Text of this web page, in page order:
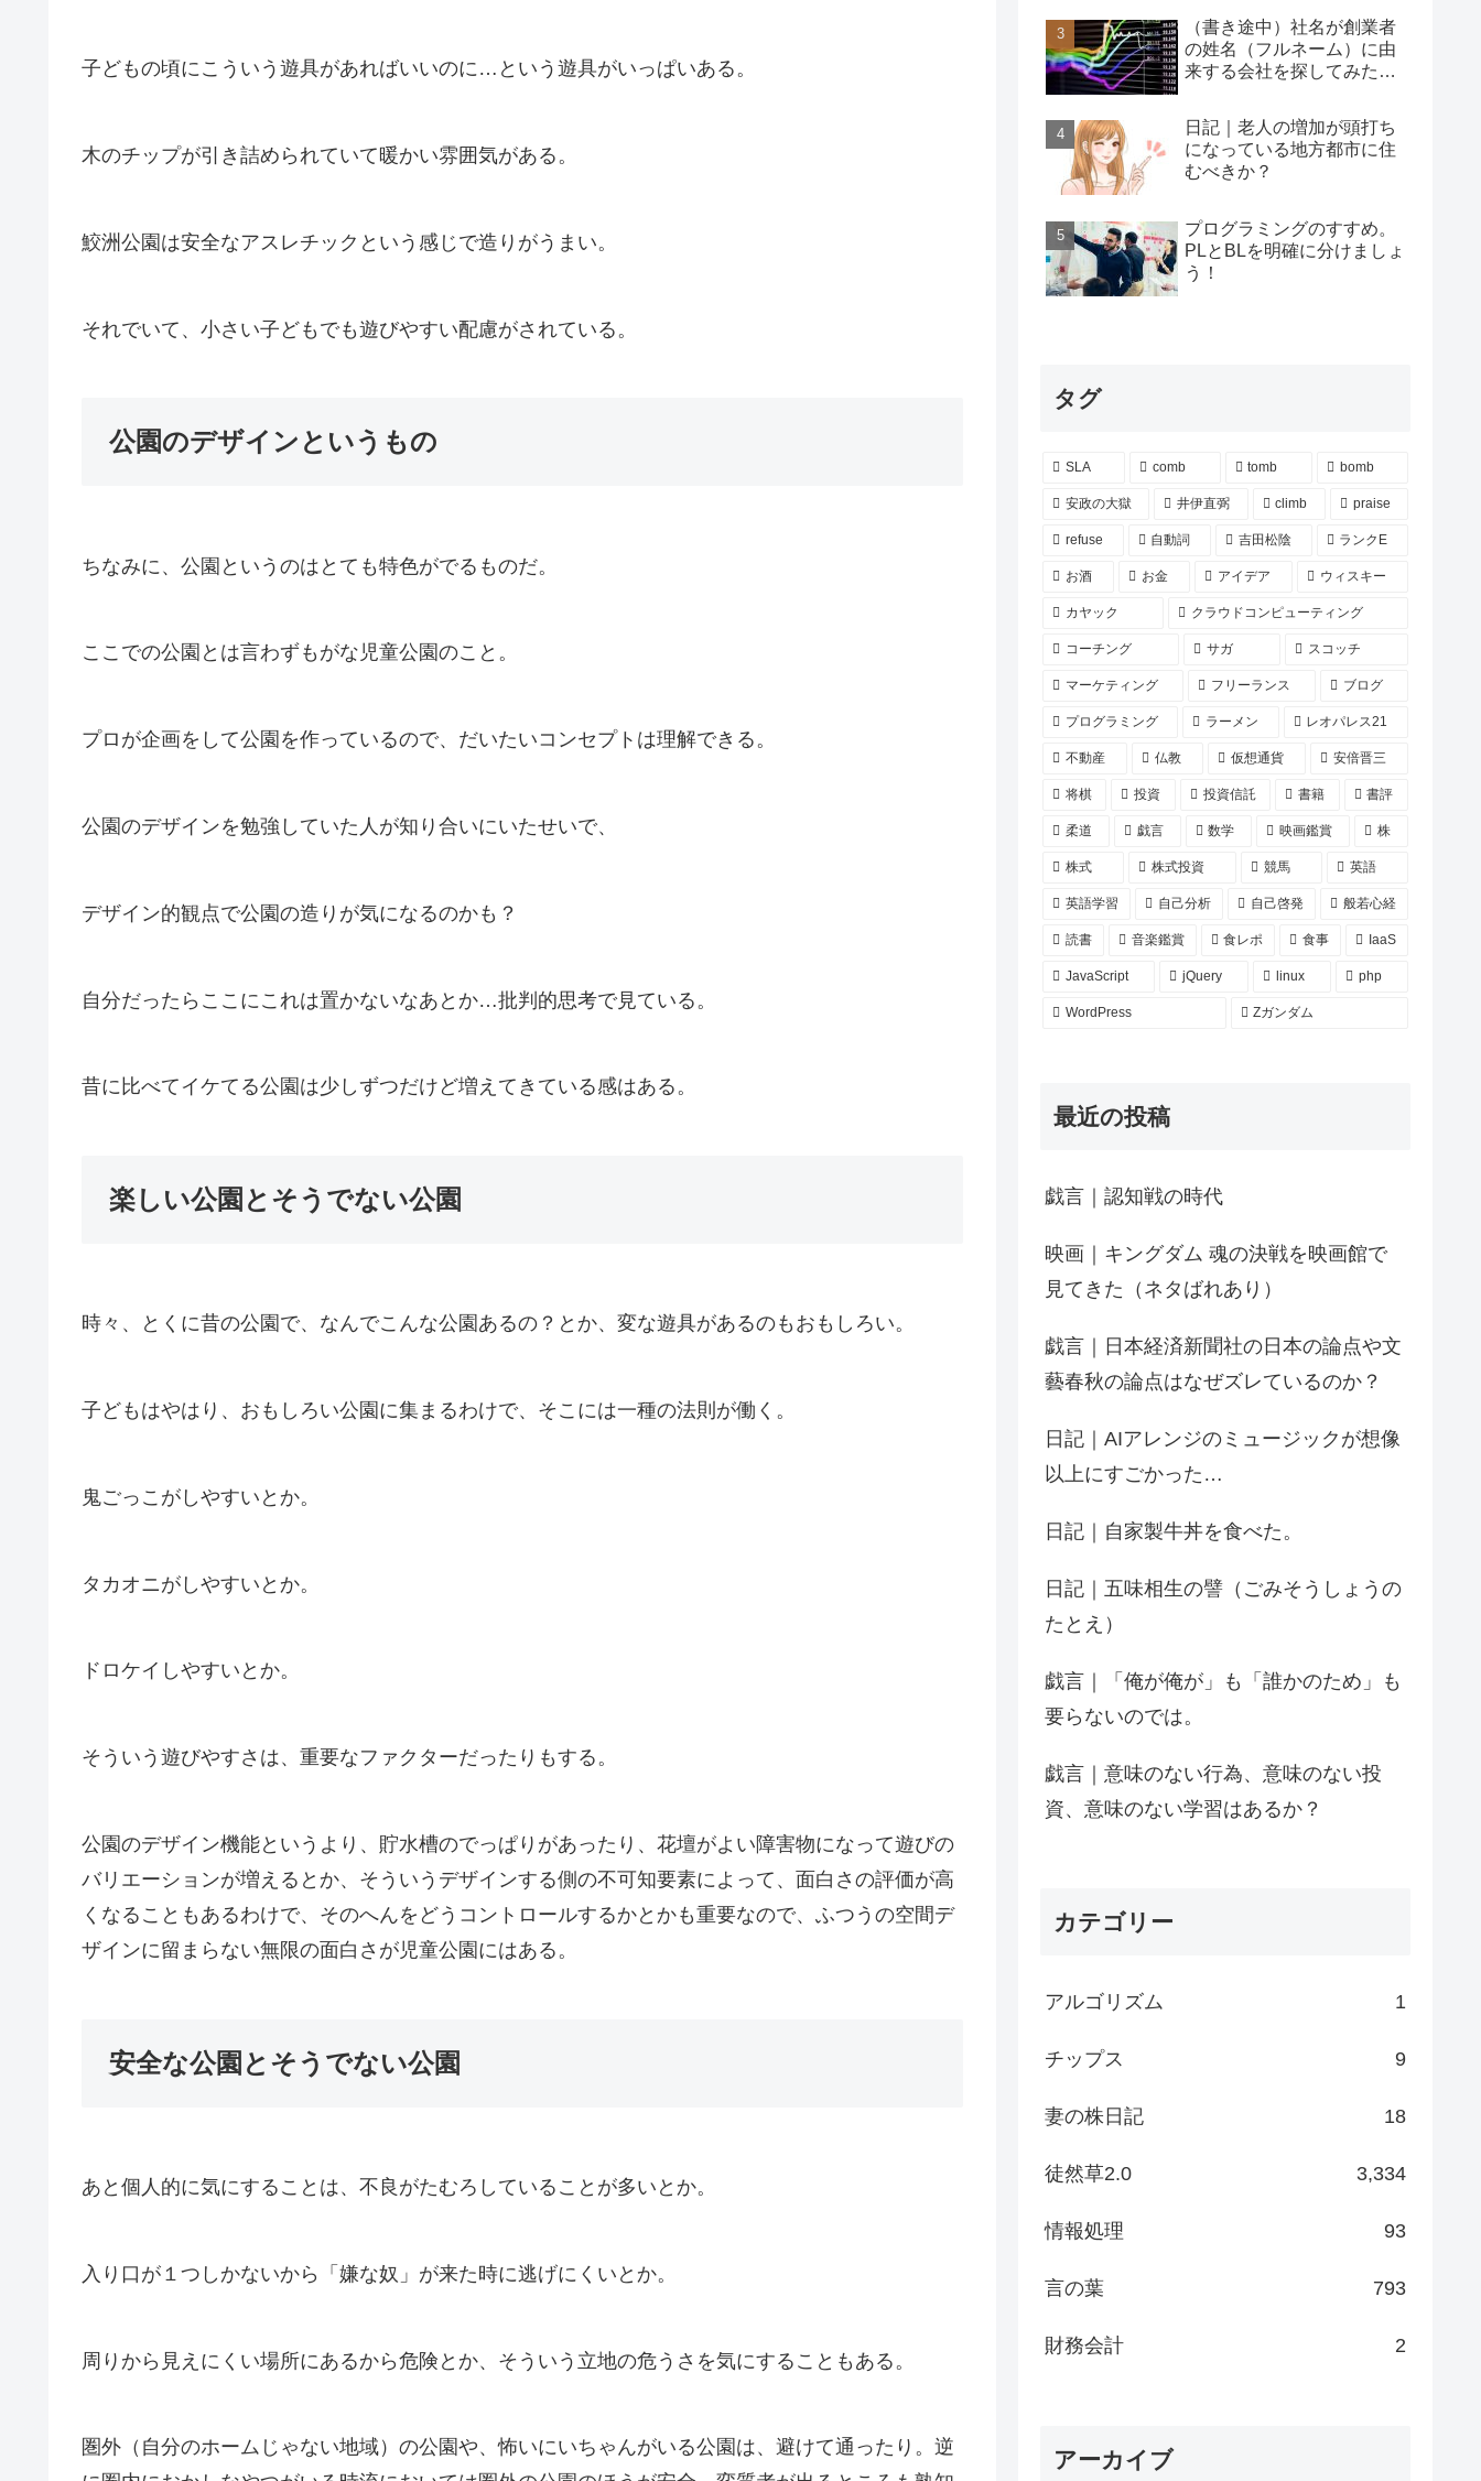
子どもの頃にこういう遊具があればいいのに…という遊具がいっぱいある。
木のチップが引き詰められていて暖かい雰囲気がある。
鮫洲公園は安全なアスレチックという感じで造りがうまい。
それでいて、小さい子どもでも遊びやすい配慮がされている。
公園のデザインというもの
ちなみに、公園というのはとても特色がでるものだ。
ここでの公園とは言わずもがな児童公園のこと。
プロが企画をして公園を作っているので、だいたいコンセプトは理解できる。
公園のデザインを勉強していた人が知り合いにいたせいで、
デザイン的観点で公園の造りが気になるのかも？
自分だったらここにこれは置かないなあとか…批判的思考で見ている。
昔に比べてイケてる公園は少しずつだけど増えてきている感はある。
楽しい公園とそうでない公園
時々、とくに昔の公園で、なんでこんな公園あるの？とか、変な遊具があるのもおもしろい。
子どもはやはり、おもしろい公園に集まるわけで、そこには一種の法則が働く。
鬼ごっこがしやすいとか。
タカオニがしやすいとか。
ドロケイしやすいとか。
そういう遊びやすさは、重要なファクターだったりもする。
公園のデザイン機能というより、貯水槽のでっぱりがあったり、花壇がよい障害物になって遊びの
バリエーションが増えるとか、そういうデザインする側の不可知要素によって、面白さの評価が高
くなることもあるわけで、そのへんをどうコントロールするかとかも重要なので、ふつうの空間デ
ザインに留まらない無限の面白さが児童公園にはある。
安全な公園とそうでない公園
あと個人的に気にすることは、不良がたむろしていることが多いとか。
入り口が１つしかないから「嫌な奴」が来た時に逃げにくいとか。
周りから見えにくい場所にあるから危険とか、そういう立地の危うさを気にすることもある。
圏外（自分のホームじゃない地域）の公園や、怖いにいちゃんがいる公園は、避けて通ったり。逆
（書き途中）社名が創業者
の姓名（フルネーム）に由
来する会社を探してみた…
日記｜老人の増加が頭打ち
になっている地方都市に住
むべきか？
プログラミングのすすめ。
PLとBLを明確に分けましょ
う！
タグ
SLA comb tomb bomb
安政の大獄 井伊直弼 climb praise
refuse 自動詞 吉田松陰 ランクE
お酒 お金 アイデア ウィスキー
カヤック クラウドコンピューティング
コーチング サガ スコッチ
マーケティング フリーランス ブログ
プログラミング ラーメン レオパレス21
不動産 仏教 仮想通貨 安倍晋三
将棋 投資 投資信託 書籍 書評
柔道 戯言 数学 映画鑑賞 株
株式 株式投資 競馬 英語
英語学習 自己分析 自己啓発 般若心経
読書 音楽鑑賞 食レポ 食事 IaaS
JavaScript jQuery linux php
WordPress Zガンダム
最近の投稿
戯言｜認知戦の時代
映画｜キングダム 魂の決戦を映画館で
見てきた（ネタばれあり）
戯言｜日本経済新聞社の日本の論点や文
藝春秋の論点はなぜズレているのか？
日記｜AIアレンジのミュージックが想像
以上にすごかった…
日記｜自家製牛丼を食べた。
日記｜五味相生の譬（ごみそうしょうの
たとえ）
戯言｜「俺が俺が」も「誰かのため」も
要らないのでは。
戯言｜意味のない行為、意味のない投
資、意味のない学習はあるか？
カテゴリー
アルゴリズム 1
チップス 9
妻の株日記 18
徒然草2.0 3,334
情報処理 93
言の葉 793
財務会計 2
アーカイブ